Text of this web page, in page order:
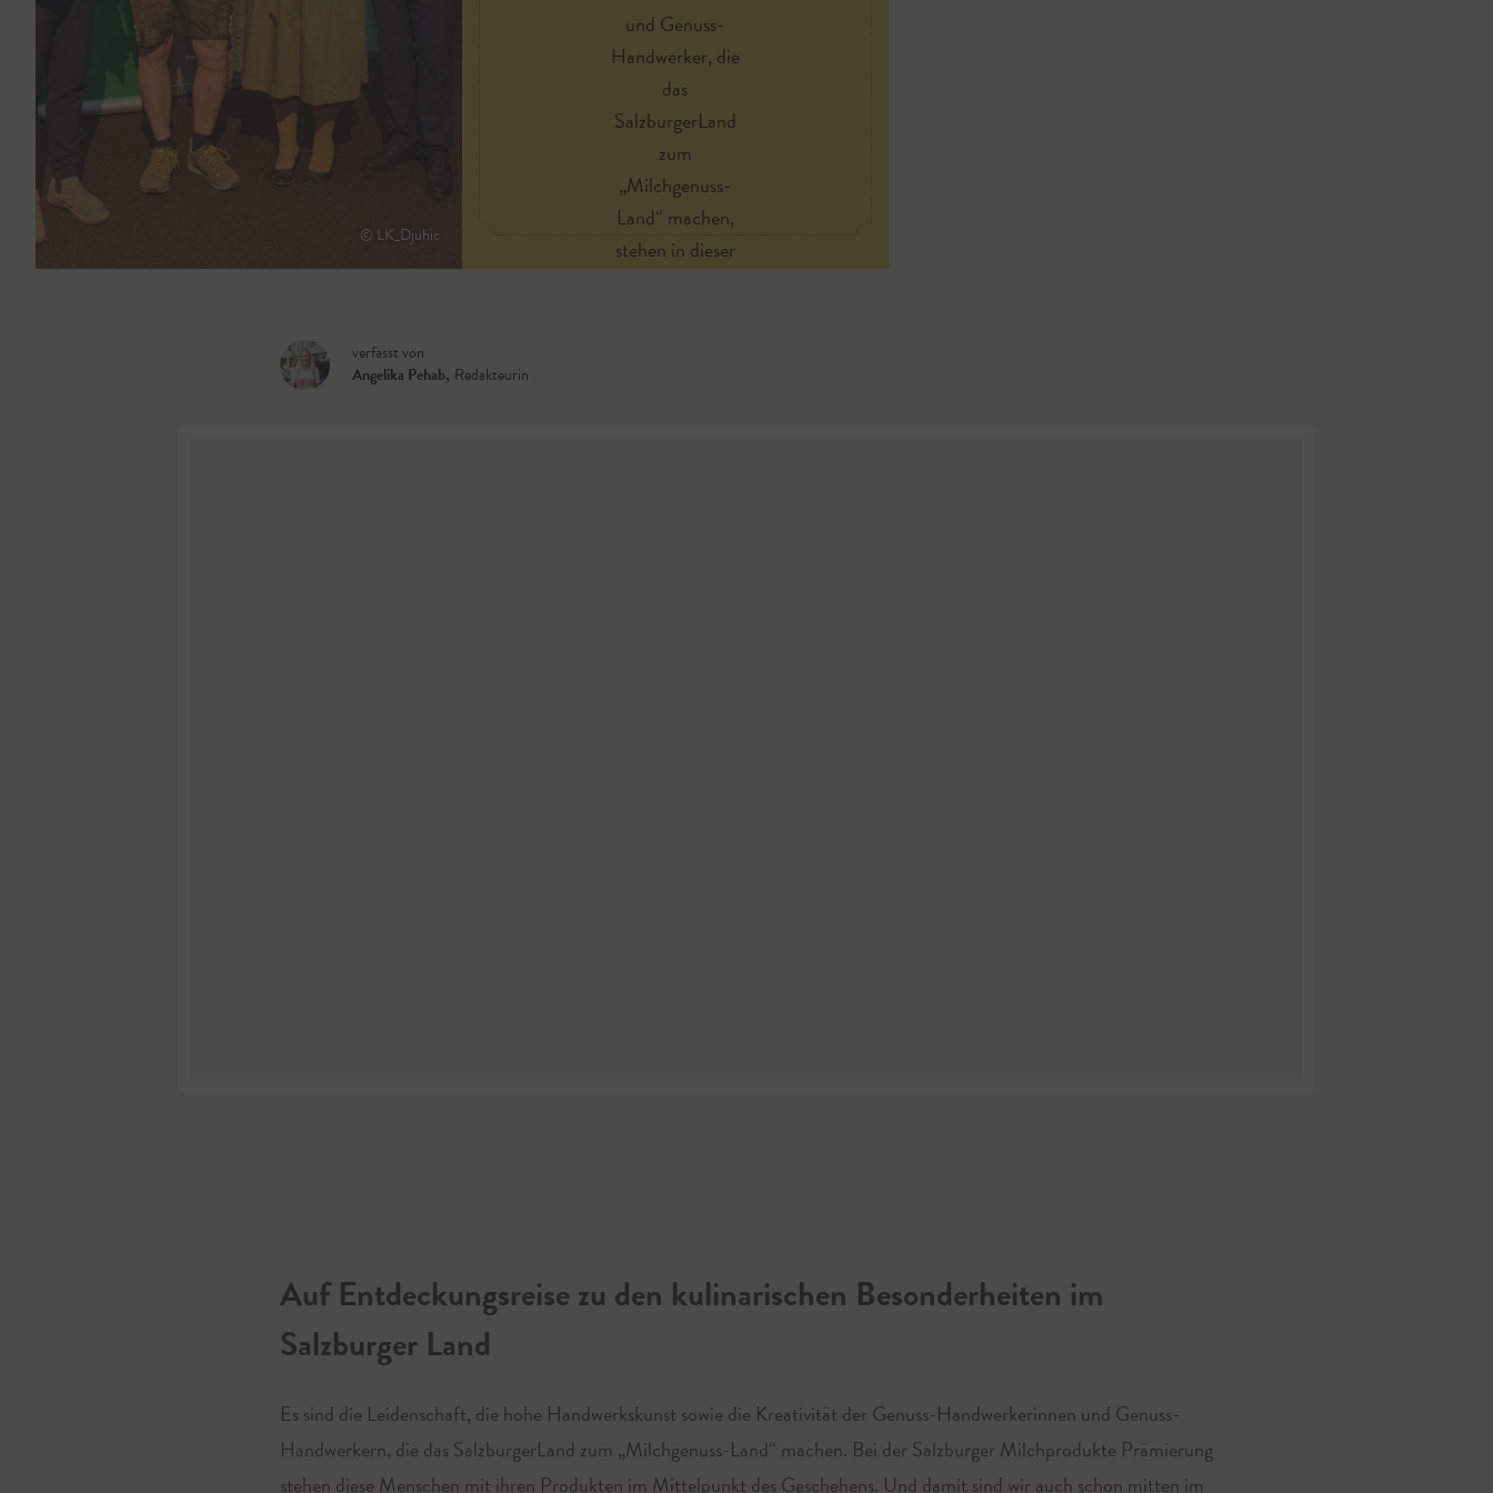
© LK_Djuhic
und Genuss-
Handwerker, die
das
SalzburgerLand
zum
„Milchgenuss-
Land“ machen,
stehen in dieser
verfasst von
Angelika Pehab, Redakteurin
Auf Entdeckungsreise zu den kulinarischen Besonderheiten im
Salzburger Land
Es sind die Leidenschaft, die hohe Handwerkskunst sowie die Kreativität der Genuss-Handwerkerinnen und Genuss-
Handwerkern, die das SalzburgerLand zum „Milchgenuss-Land“ machen. Bei der Salzburger Milchprodukte Prämierung
stehen diese Menschen mit ihren Produkten im Mittelpunkt des Geschehens. Und damit sind wir auch schon mitten im